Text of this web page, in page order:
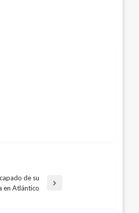
de su
en Atlántico